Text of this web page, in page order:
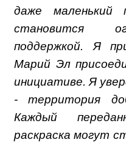
даже маленький
становится
поддержкой. Я
Марий Эл
инициативе. Я
- территория
Каждый
раскраска могут